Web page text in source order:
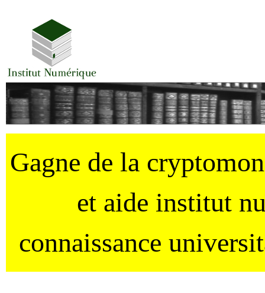
Gagne de la
et aide institut
connaissance